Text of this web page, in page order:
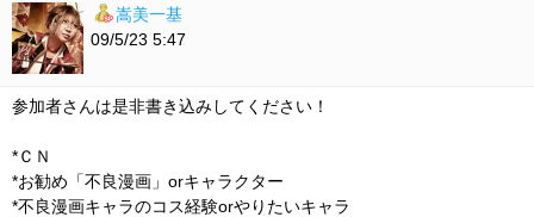
嵩美一基
09/5/23 5:47
参加者さんは是非書き込みしてください！
*ＣＮ
*お勧め「不良漫画」orキャラクター
*不良漫画キャラのコス経験orやりたいキャラ